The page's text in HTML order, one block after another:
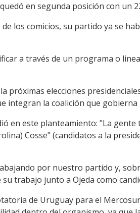
en segunda posición con un
los comicios, su partido ya se
a través de un programa o
próximas elecciones
integran la coalición que gobierna
en este planteamiento: "La
Cosse" (candidatos a la
por nuestro partido y,
trabajo junto a Ojeda como
de Uruguay para el